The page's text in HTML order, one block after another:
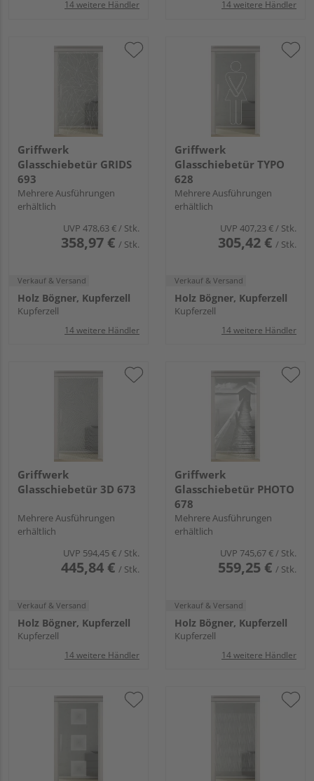
14 weitere Händler 14 weitere Händler
Griffwerk
Glasschiebetür GRIDS
693
Mehrere Ausführungen
erhältlich
UVP 478,63 €/ Stk.
358,97 € / Stk.
Verkauf & Versand
Holz Bögner, Kupferzell
Kupferzell
14 weitere Händler
Griffwerk
Glasschiebetür TYPO
628
Mehrere Ausführungen
erhältlich
UVP 407,23 €/ Stk.
305,42 € / Stk.
Verkauf & Versand
Holz Bögner, Kupferzell
Kupferzell
14 weitere Händler
Griffwerk
Glasschiebetür 3D 673
Mehrere Ausführungen
erhältlich
UVP 594,45 €/ Stk.
445,84 € / Stk.
Verkauf & Versand
Holz Bögner, Kupferzell
Kupferzell
14 weitere Händler
Griffwerk
Glasschiebetür PHOTO
678
Mehrere Ausführungen
erhältlich
UVP 745,67 €/ Stk.
559,25 € / Stk.
Verkauf & Versand
Holz Bögner, Kupferzell
Kupferzell
14 weitere Händler